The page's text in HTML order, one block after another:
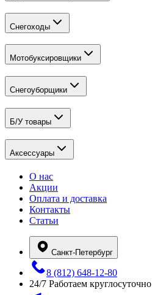
Снегоходы
Мотобуксировщики
Снегоуборщики
Б/У товары
Аксессуары
О нас
Акции
Оплата и доставка
Контакты
Статьи
Санкт-Петербург
8 (812) 648-12-80
24/7 Работаем круглосуточно